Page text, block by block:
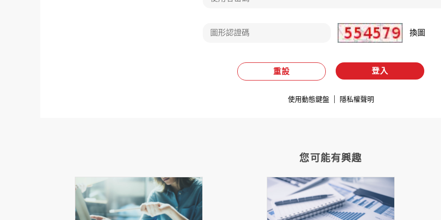
換圖
重設 登入
使用動態鍵盤 隱私權聲明
您可能有興趣